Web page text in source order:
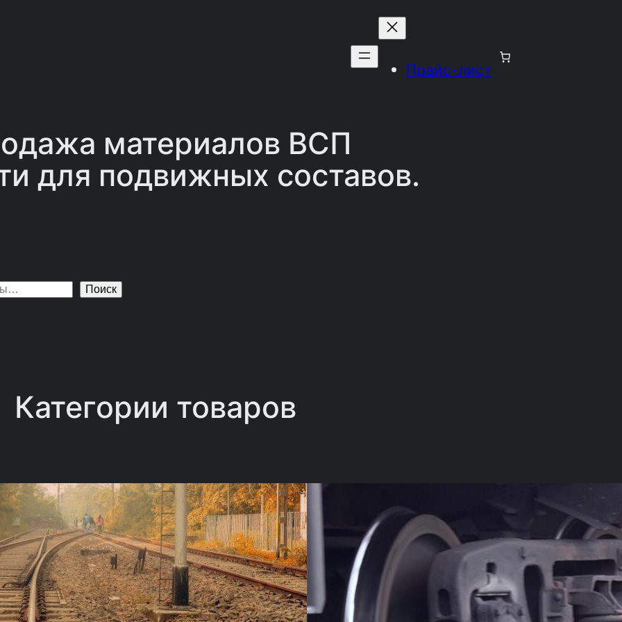
Прайс-лист
материалов ВСП
для подвижных составов.
Поиск
Категории товаров